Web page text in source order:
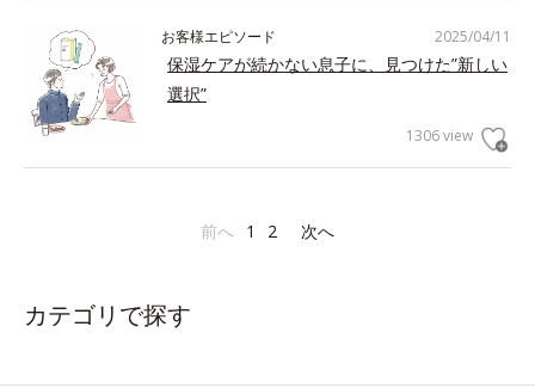
2025/04/11
お客様エピソード
保湿ケアが続かない息子に、見つけた”新しい
選択”
1306 view
前へ 1 2 次へ
カテゴリで探す